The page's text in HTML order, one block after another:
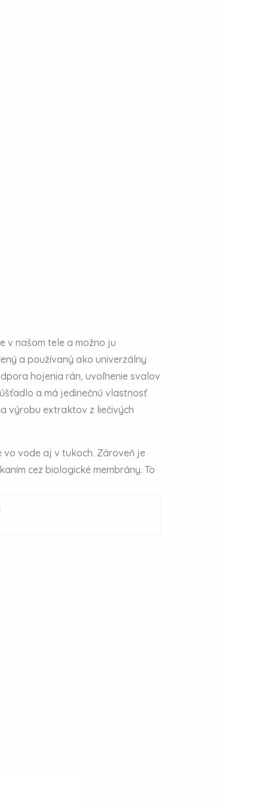
v našom tele a možno ju
a používaný ako univerzálny
hojenia rán, uvoľnenie svalov
a má jedinečnú vlastnosť
výrobu extraktov z liečivých
vo vode aj v tukoch. Zároveň je
cez biologické membrány. To